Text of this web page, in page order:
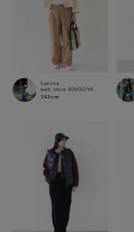
通常商品
セール価格
在庫
在庫あり
haruna
web store BINGOYA
163cm